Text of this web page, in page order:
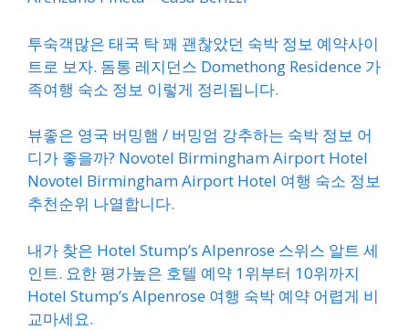
투숙객많은 태국 탁 꽤 괜찮았던 숙박 정보 예약사이
트로 보자. 돔통 레지던스 Domethong Residence 가
족여행 숙소 정보 이렇게 정리됩니다.
뷰좋은 영국 버밍햄 / 버밍엄 강추하는 숙박 정보 어
디가 좋을까? Novotel Birmingham Airport Hotel
Novotel Birmingham Airport Hotel 여행 숙소 정보
추천순위 나열합니다.
내가 찾은 Hotel Stump’s Alpenrose 스위스 알트 세
인트. 요한 평가높은 호텔 예약 1위부터 10위까지
Hotel Stump’s Alpenrose 여행 숙박 예약 어렵게 비
교마세요.